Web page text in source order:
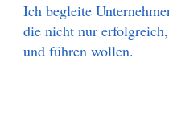
Ich begleite
die nicht nur
und führen wollen.